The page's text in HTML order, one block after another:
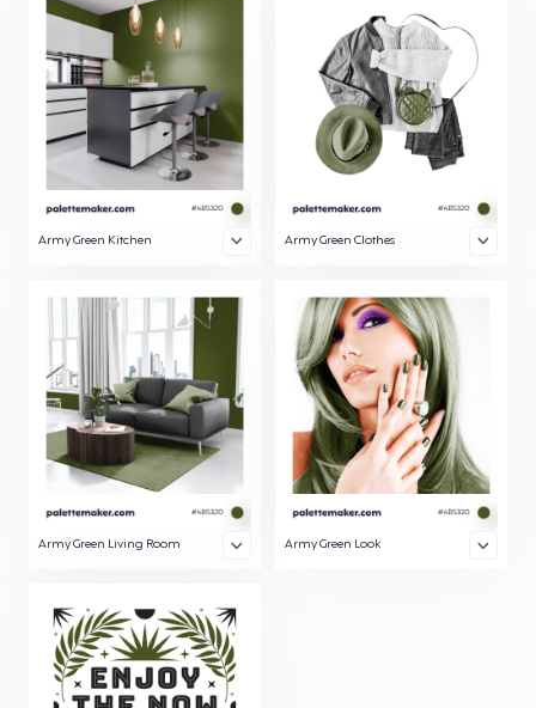
Army Green Kitchen Army Green Clothes
Army Green Living Room Army Green Look